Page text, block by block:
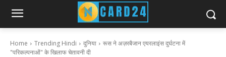
Home Trending Hindi दुनिया
रूस ने अज़रबैजान एयरलाइंस दुर्घटना में
"परिकल्पनाओं" के खिलाफ चेतावनी दी